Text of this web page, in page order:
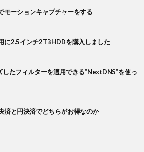
ーションキャプチャーをする
に2.5インチ2TBHDDを購入しました
したフィルターを適用できる”NextDNS”を使っ
と円決済でどちらがお得なのか